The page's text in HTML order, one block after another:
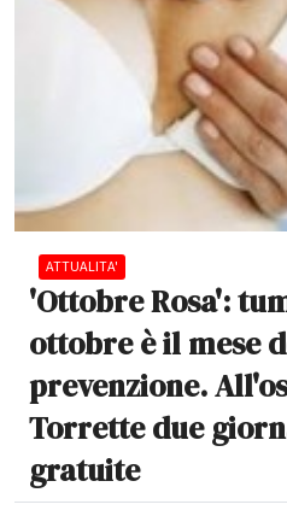
ATTUALITA'
'Ottobre Rosa':
ottobre è il mese
prevenzione.
Torrette due
gratuite